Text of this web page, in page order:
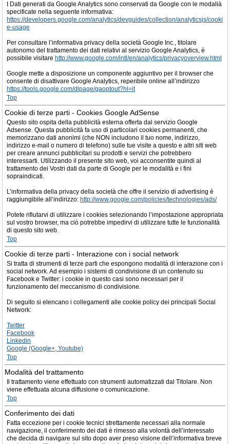
I Dati generati da Google Analytics sono conservati da Google con le modalià
specificate nella seguente informativa:
https://developers.google.com/analytics/devguides/collection/analyticsjs/cooki
e-usage
Per consultare l’informativa privacy della società Google Inc., titolare
autonomo del trattamento dei dati relativi al servizio Google Analytics, è
possibile visitare http://www.google.com/intl/en/analytics/privacyoverview.html
Google mette a disposizione un componente aggiuntivo per il browser che
consente di disattivare Google Analytics, reperibile online all’indirizzo
https://tools.google.com/dlpage/gaoptout?hl=it
Top
Cookie di terze parti - Cookies Google AdSense
Questo sito ospita della pubblicità esterna offerta dal servizio Google
Adsense. Questa pubblicità fa uso di particolari cookies permanenti, che
memorizzano dati anonimi (che NON includono il tuo nome, indirizzo,
indirizzo e-mail o numero di telefono) sulle tue visite a questo e altri siti web
per creare annunci pubblicitari su prodotti e servizi che potrebbero
interessarti. Utilizzando il presente sito web, voi acconsentite quindi al
trattamento dei Vostri dati da parte di Google per le modalità e i fini
sopraindicati.
L’informativa della privacy della società che offre il servizio di advertising è
raggiungibile all’indirizzo: http://www.google.com/policies/technologies/ads/
Potete rifiutarvi di utilizzare i cookies selezionando l’impostazione appropriata
sul vostro browser, ma ciò potrebbe impedirvi di utilizzare tutte le funzionalità
di questo sito web.
Top
Cookie di terze parti - Interazione con i social network
Si tratta di strumenti di terze parti che espongono modalità di interazione con i
social network. Ad esempio i sistemi di condivisione di un contenuto su
Facebook e Twitter: i cookie in questo casi sono necessari per il
funzionamento del meccanismo di condivisione.
Di seguito si elencano i collegamenti alle cookie policy dei principali Social
Network:
Twitter
Facebook
Linkedin
Google (Google+, Youtube)
Top
Modalità del trattamento
Il trattamento viene effettuato con strumenti automatizzati dal Titolare. Non
viene effettuata alcuna diffusione o comunicazione.
Top
Conferimento dei dati
Fatta eccezione per i cookie tecnici strettamente necessari alla normale
navigazione, il conferimento dei dati è rimesso alla volontà dell’interessato
che decida di navigare sul sito dopo aver preso visione dell’informativa breve